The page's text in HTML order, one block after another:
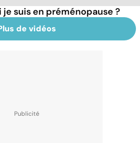
suis en préménopause ?
de vidéos